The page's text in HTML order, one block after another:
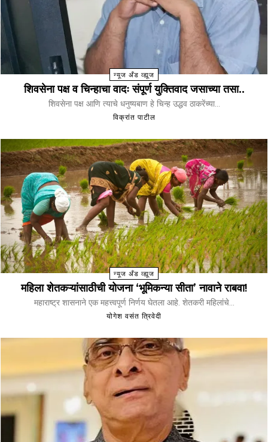
न्यूज अँड व्ह्यूज
शिवसेना पक्ष व चिन्हाचा वादः संपूर्ण युक्तिवाद जसाच्या तसा..
शिवसेना पक्ष आणि त्याचे धनुष्यबाण हे चिन्ह उद्धव ठाकरेंच्या...
विक्रांत पाटील
न्यूज अँड व्ह्यूज
महिला शेतकऱ्यांसाठीची योजना ‘भूमिकन्या सीता’ नावाने राबवा!
महाराष्ट्र शासनाने एक महत्त्वपूर्ण निर्णय घेतला आहे. शेतकरी महिलांचे...
योगेश वसंत त्रिवेदी